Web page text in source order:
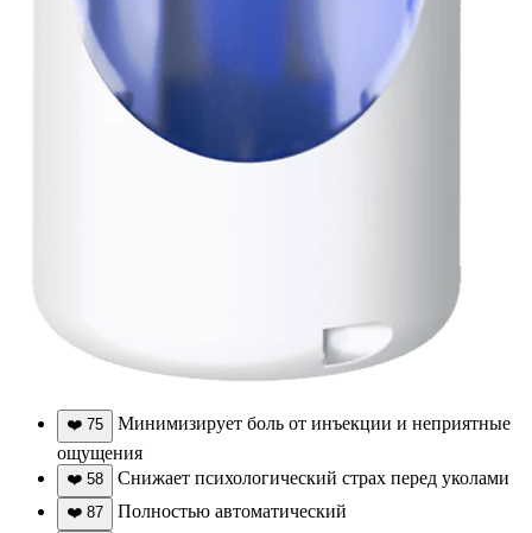
❤️ 75
Минимизирует боль от инъекции и неприятные
ощущения
❤️ 58 Снижает психологический страх перед уколами
❤️ 87 Полностью автоматический